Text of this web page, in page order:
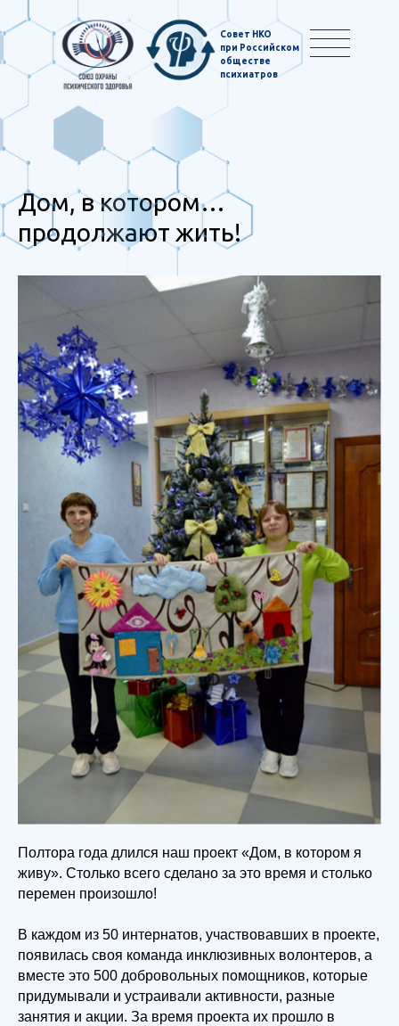
Совет НКО
при Российском
обществе
психиатров
Дом, в котором…
продолжают жить!
Полтора года длился наш проект «Дом, в котором я
живу». Столько всего сделано за это время и столько
перемен произошло!
В каждом из 50 интернатов, участвовавших в проекте,
появилась своя команда инклюзивных волонтеров, а
вместе это 500 добровольных помощников, которые
придумывали и устраивали активности, разные
занятия и акции. За время проекта их прошло в